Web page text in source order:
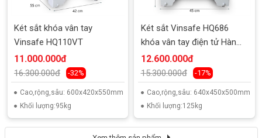
Két sắt khóa vân tay
Vinsafe HQ110VT
11.000.000đ
16.300.000đ -32%
Cao,rộng,sâu: 600x420x550mm
Khối lượng:95kg
Két sắt Vinsafe HQ686
khóa vân tay điện tử Hàn
Quốc
12.600.000đ
15.300.000đ -17%
Cao,rộng,sâu: 640x450x500mm
Khối lượng:125kg